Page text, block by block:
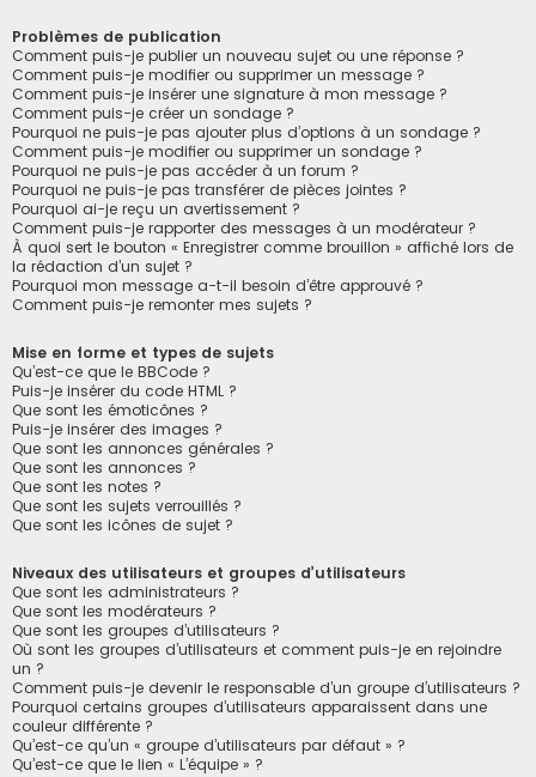
Problèmes de publication
Comment puis-je publier un nouveau sujet ou une réponse ?
Comment puis-je modifier ou supprimer un message ?
Comment puis-je insérer une signature à mon message ?
Comment puis-je créer un sondage ?
Pourquoi ne puis-je pas ajouter plus d’options à un sondage ?
Comment puis-je modifier ou supprimer un sondage ?
Pourquoi ne puis-je pas accéder à un forum ?
Pourquoi ne puis-je pas transférer de pièces jointes ?
Pourquoi ai-je reçu un avertissement ?
Comment puis-je rapporter des messages à un modérateur ?
À quoi sert le bouton « Enregistrer comme brouillon » affiché lors de
la rédaction d’un sujet ?
Pourquoi mon message a-t-il besoin d’être approuvé ?
Comment puis-je remonter mes sujets ?
Mise en forme et types de sujets
Qu’est-ce que le BBCode ?
Puis-je insérer du code HTML ?
Que sont les émoticônes ?
Puis-je insérer des images ?
Que sont les annonces générales ?
Que sont les annonces ?
Que sont les notes ?
Que sont les sujets verrouillés ?
Que sont les icônes de sujet ?
Niveaux des utilisateurs et groupes d’utilisateurs
Que sont les administrateurs ?
Que sont les modérateurs ?
Que sont les groupes d’utilisateurs ?
Où sont les groupes d’utilisateurs et comment puis-je en rejoindre
un ?
Comment puis-je devenir le responsable d’un groupe d’utilisateurs ?
Pourquoi certains groupes d’utilisateurs apparaissent dans une
couleur différente ?
Qu’est-ce qu’un « groupe d’utilisateurs par défaut » ?
Qu’est-ce que le lien « L’équipe » ?